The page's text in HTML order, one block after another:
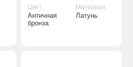
Extreza AS-60С ключ-
вертушка 25x10x25 (30/30)
античная бронза F23 (с
Цвет
Античная
бронза
Материал
Латунь